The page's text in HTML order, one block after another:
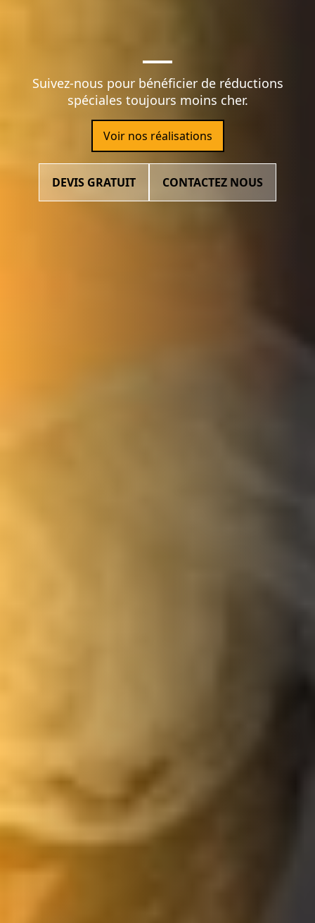
Suivez-nous pour bénéficier de réductions
spéciales toujours moins cher.
Voir nos réalisations
DEVIS GRATUIT CONTACTEZ NOUS